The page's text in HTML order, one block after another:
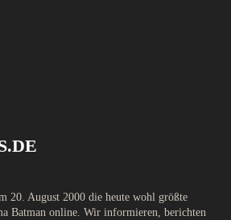
20. August 2000 die heute wohl größte
Batman online. Wir informieren, berichten